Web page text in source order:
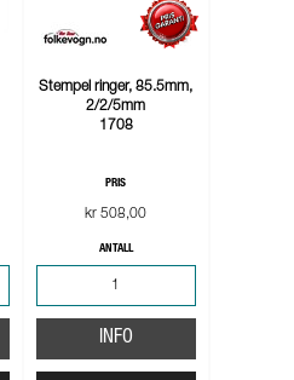
Stempel ringer, 85.5mm,
2/2/5mm
1708
PRIS
kr 508,00
ANTALL
INFO